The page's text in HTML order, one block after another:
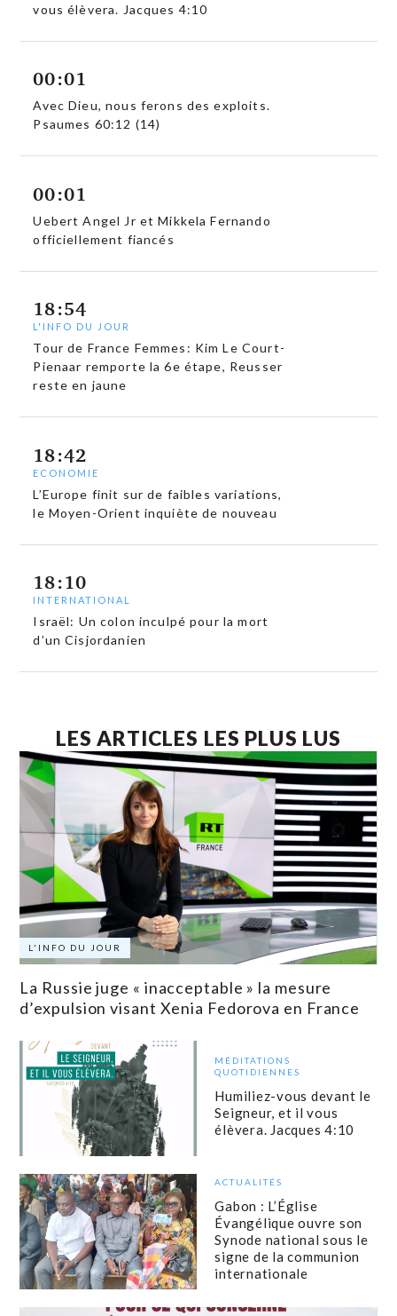
vous élèvera. Jacques 4:10
00:01
Avec Dieu, nous ferons des exploits.
Psaumes 60:12 (14)
00:01
Uebert Angel Jr et Mikkela Fernando
officiellement fiancés
18:54
L'INFO DU JOUR
Tour de France Femmes: Kim Le Court-
Pienaar remporte la 6e étape, Reusser
reste en jaune
18:42
ECONOMIE
L’Europe finit sur de faibles variations,
le Moyen-Orient inquiète de nouveau
18:10
INTERNATIONAL
Israël: Un colon inculpé pour la mort
d’un Cisjordanien
LES ARTICLES LES PLUS LUS
L'INFO DU JOUR
La Russie juge « inacceptable » la mesure
d’expulsion visant Xenia Fedorova en France
MÉDITATIONS
QUOTIDIENNES
Humiliez-vous devant le
Seigneur, et il vous
élèvera. Jacques 4:10
ACTUALITÉS
Gabon : L’Église
Évangélique ouvre son
Synode national sous le
signe de la communion
internationale